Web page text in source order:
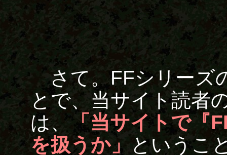
さて。FFシリーズ
とで、当サイト読者
は、「当サイトで『
を扱うか」 というこ